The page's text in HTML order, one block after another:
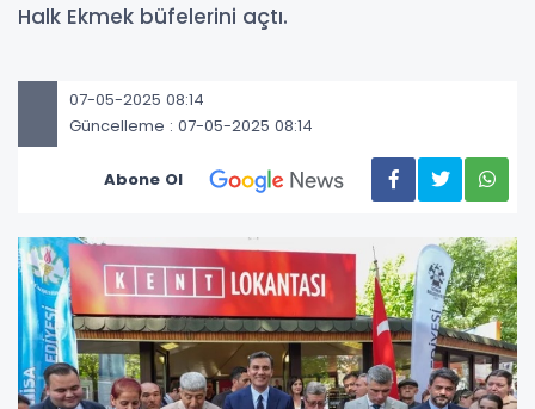
Halk Ekmek büfelerini açtı.
07-05-2025 08:14
Güncelleme : 07-05-2025 08:14
Abone Ol